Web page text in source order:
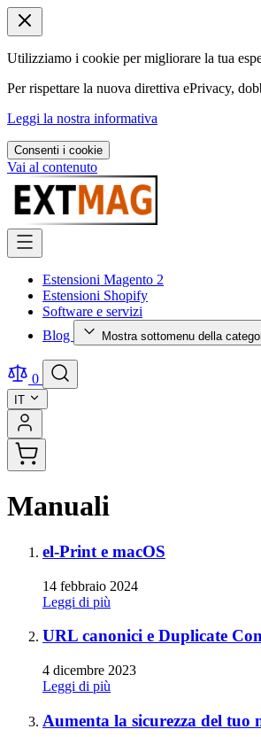
Utilizziamo i cookie per migliorare la tua
Per rispettare la nuova direttiva ePrivacy,
Leggi la nostra informativa
Consenti i cookie
Vai al contenuto
Estensioni Magento 2
Estensioni Shopify
Software e servizi
Blog
Mostra sottomenu della
0
IT
Manuali
el-Print e macOS
14 febbraio 2024
Leggi di più
URL canonici e Duplicate
4 dicembre 2023
Leggi di più
Aumenta la sicurezza del tuo